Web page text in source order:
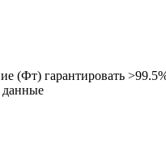
(Фт) гарантировать
данные